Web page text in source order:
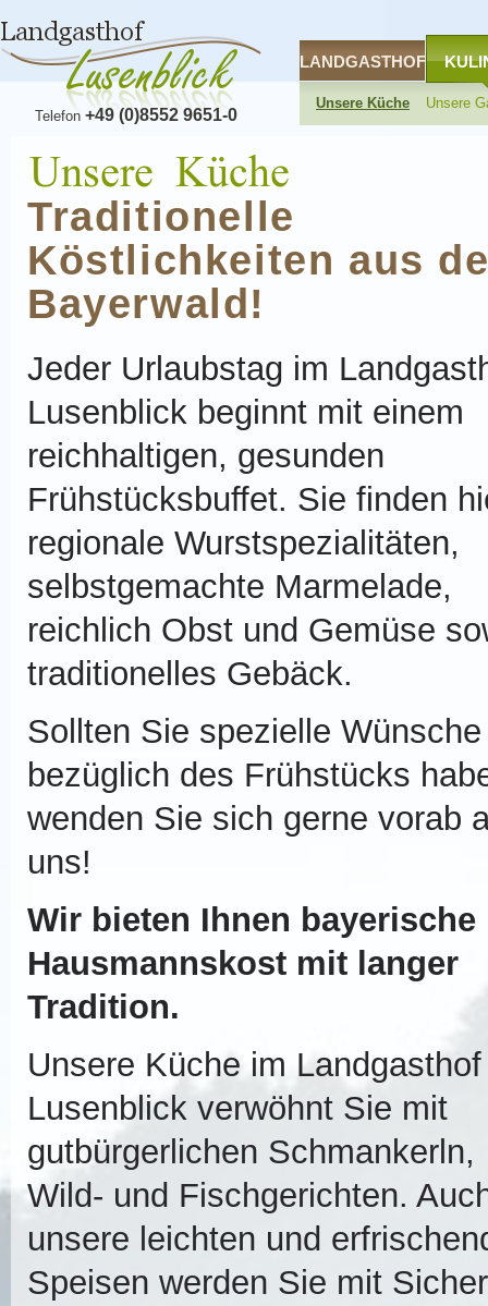
Traditionelle
Köstlichkeiten aus
Bayerwald!
Jeder Urlaubstag im
Lusenblick beginnt mit einem
reichhaltigen, gesunden
Frühstücksbuffet. Sie finden
regionale Wurstspezialitäten,
selbstgemachte Marmelade,
reichlich Obst und Gemüse
traditionelles Gebäck.
Sollten Sie spezielle Wünsche
bezüglich des Frühstücks
wenden Sie sich gerne vorab
uns!
Wir bieten Ihnen bayerische
Hausmannskost mit langer
Tradition.
Unsere Küche im Landgasthof
Lusenblick verwöhnt Sie mit
gutbürgerlichen Schmankerln,
Wild- und Fischgerichten.
unsere leichten und
Speisen werden Sie mit
Telefon +49 (0)8552 9651-0
LANDGASTHOF
Unsere Küche Unsere